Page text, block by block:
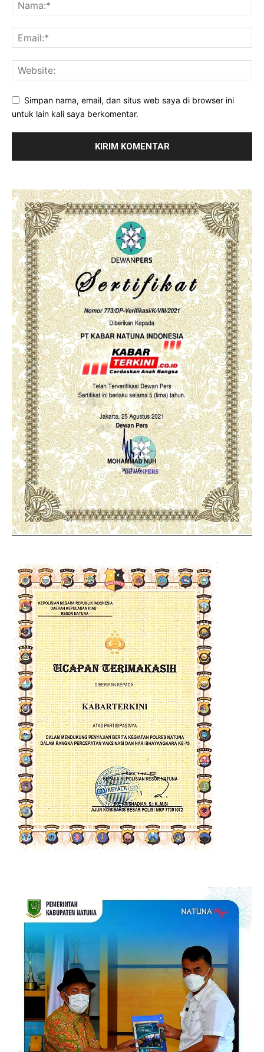
Simpan nama, email, dan situs web saya di browser ini
untuk lain kali saya berkomentar.